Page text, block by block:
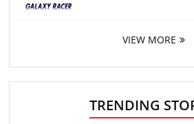
VIEW MORE
TRENDING